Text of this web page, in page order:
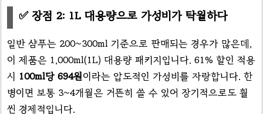
✅ 장점 2: 1L 대용량으로 가성비가 탁월하다
일반 샴푸는 200~300ml 기준으로 판매되는 경우가 많은데,
이 제품은 1,000ml(1L) 대용량 패키지입니다. 61% 할인 적용
시 100ml당 694원이라는 압도적인 가성비를 자랑합니다. 한
병이면 보통 3~4개월은 거뜬히 쓸 수 있어 장기적으로도 훨
씬 경제적입니다.